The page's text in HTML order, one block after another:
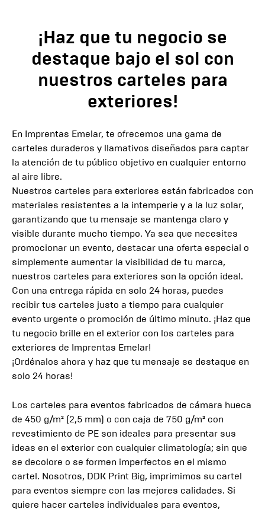
¡Haz que tu negocio se
destaque bajo el sol con
nuestros carteles para
exteriores!
En Imprentas Emelar, te ofrecemos una gama de
carteles duraderos y llamativos diseñados para captar
la atención de tu público objetivo en cualquier entorno
al aire libre.
Nuestros carteles para exteriores están fabricados con
materiales resistentes a la intemperie y a la luz solar,
garantizando que tu mensaje se mantenga claro y
visible durante mucho tiempo. Ya sea que necesites
promocionar un evento, destacar una oferta especial o
simplemente aumentar la visibilidad de tu marca,
nuestros carteles para exteriores son la opción ideal.
Con una entrega rápida en solo 24 horas, puedes
recibir tus carteles justo a tiempo para cualquier
evento urgente o promoción de último minuto. ¡Haz que
tu negocio brille en el exterior con los carteles para
exteriores de Imprentas Emelar!
¡Ordénalos ahora y haz que tu mensaje se destaque en
solo 24 horas!
Los carteles para eventos fabricados de cámara hueca
de 450 g/m² (2,5 mm) o con caja de 750 g/m² con
revestimiento de PE son ideales para presentar sus
ideas en el exterior con cualquier climatología; sin que
se decolore o se formen imperfectos en el mismo
cartel. Nosotros, DDK Print Big, imprimimos su cartel
para eventos siempre con las mejores calidades. Si
quiere hacer carteles individuales para eventos,